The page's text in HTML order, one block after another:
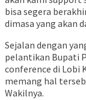
bisa segera
dimasa yang akan
Sejalan dengan
pelantikan Bupati
conference di Lobi
memang hal
Wakilnya.